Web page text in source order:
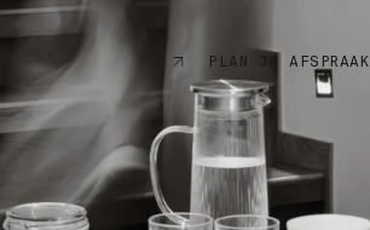
PLAN JE AFSPRAAK